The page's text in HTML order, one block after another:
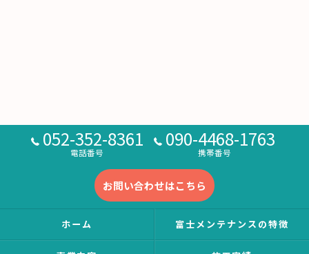
052-352-8361
電話番号
090-4468-1763
携帯番号
お問い合わせはこちら
ホーム 富士メンテナンスの特徴